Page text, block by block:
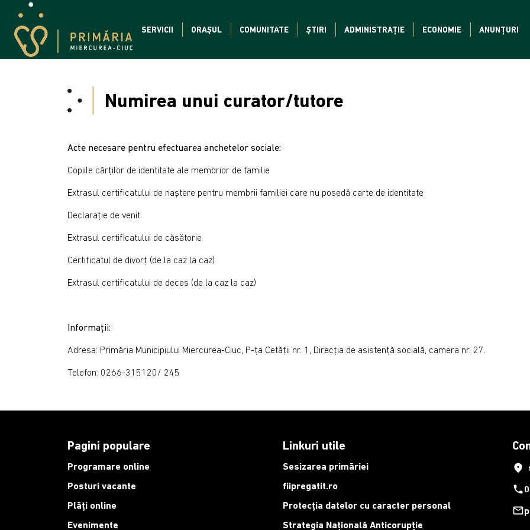
SERVICII ORAȘUL COMUNITATE ȘTIRI ADMINISTRAȚIE ECONOMIE ANUNȚURI
Numirea unui curator/tutore
Acte necesare pentru efectuarea anchetelor sociale:
Copiile cărților de identitate ale membrior de familie
Extrasul certificatului de naștere pentru membrii familiei care nu posedă carte de identitate
Declarație de venit
Extrasul certificatului de căsătorie
Certificatul de divorț (de la caz la caz)
Extrasul certificatului de deces (de la caz la caz)
Informații:
Adresa: Primăria Municipiului Miercurea-Ciuc, P-ța Cetății nr. 1, Direcția de asistență socială, camera nr. 27.
Telefon: 0266-315120/ 245
Pagini populare
Programare online
Posturi vacante
Plăți online
Evenimente
Linkuri utile
Sesizarea primăriei
fiipregatit.ro
Protecția datelor cu caracter personal
Strategia Națională Anticorupție
place
phone
mail_outline